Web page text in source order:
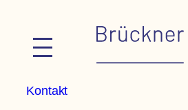
springen
Kontakt